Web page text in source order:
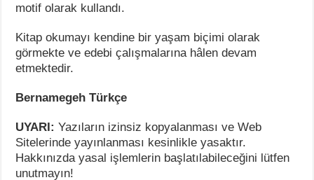
motif olarak kullandı.
Kitap okumayı kendine bir yaşam biçimi olarak
görmekte ve edebi çalışmalarına hâlen devam
etmektedir.
Bernamegeh Türkçe
UYARI: Yazıların izinsiz kopyalanması ve Web
Sitelerinde yayınlanması kesinlikle yasaktır.
Hakkınızda yasal işlemlerin başlatılabileceğini lütfen
unutmayın!